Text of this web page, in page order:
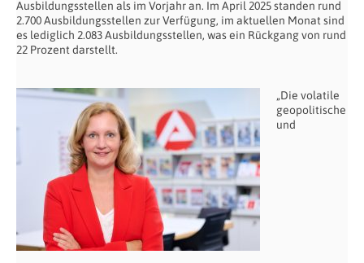
Ausbildungsstellen als im Vorjahr an. Im April 2025 standen rund
2.700 Ausbildungsstellen zur Verfügung, im aktuellen Monat sind
es lediglich 2.083 Ausbildungsstellen, was ein Rückgang von rund
22 Prozent darstellt.
„Die volatile
geopolitische
und